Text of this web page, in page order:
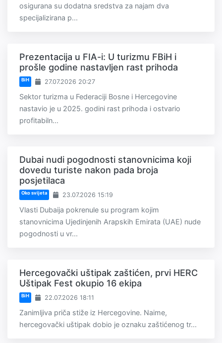
osigurana su dodatna sredstva za najam dva
specijalizirana p...
Prezentacija u FIA-i: U turizmu FBiH i
prošle godine nastavljen rast prihoda
BiH 27.07.2026 20:27
Sektor turizma u Federaciji Bosne i Hercegovine
nastavio je u 2025. godini rast prihoda i ostvario
profitabiln...
Dubai nudi pogodnosti stanovnicima koji
dovedu turiste nakon pada broja
posjetilaca
Oko svijeta 23.07.2026 15:19
Vlasti Dubaija pokrenule su program kojim
stanovnicima Ujedinjenih Arapskih Emirata (UAE) nude
pogodnosti u vr...
Hercegovački uštipak zaštićen, prvi HERC
Uštipak Fest okupio 16 ekipa
BiH 22.07.2026 18:11
Zanimljiva priča stiže iz Hercegovine. Naime,
hercegovački uštipak dobio je oznaku zaštićenog tr...